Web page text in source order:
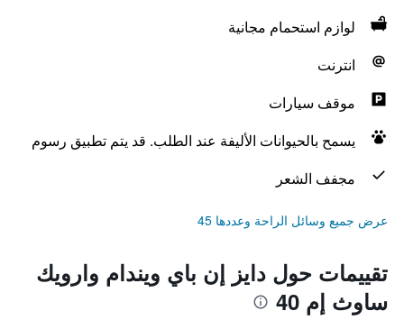
لوازم استحمام مجانية
انترنت
موقف سيارات
يسمح بالحيوانات الأليفة عند الطلب. قد يتم تطبيق رسوم
مجفف الشعر
عرض جميع وسائل الراحة وعددها 45
تقييمات حول دايز إن باي ويندام وارويك
ساوث إم 40